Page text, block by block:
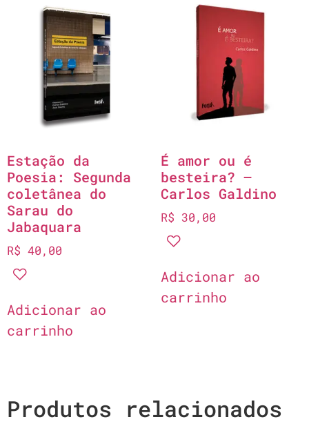
Estação da
Poesia: Segunda
coletânea do
Sarau do
Jabaquara
R$ 40,00
Adicionar ao
carrinho
É amor ou é
besteira? –
Carlos Galdino
R$ 30,00
Adicionar ao
carrinho
Produtos relacionados